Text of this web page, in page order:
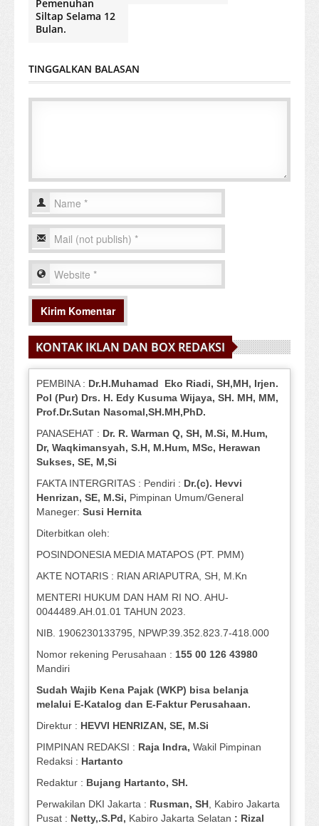
Pemenuhan
Siltap Selama 12
Bulan.
TINGGALKAN BALASAN
KONTAK IKLAN DAN BOX REDAKSI
PEMBINA : Dr.H.Muhamad Eko Riadi, SH,MH, Irjen.
Pol (Pur) Drs. H. Edy Kusuma Wijaya, SH. MH, MM,
Prof.Dr.Sutan Nasomal,SH.MH,PhD.
PANASEHAT : Dr. R. Warman Q, SH, M.Si, M.Hum,
Dr, Waqkimansyah, S.H, M.Hum, MSc, Herawan
Sukses, SE, M,Si
FAKTA INTERGRITAS : Pendiri : Dr.(c). Hevvi
Henrizan, SE, M.Si, Pimpinan Umum/General
Maneger: Susi Hernita
Diterbitkan oleh:
POSINDONESIA MEDIA MATAPOS (PT. PMM)
AKTE NOTARIS : RIAN ARIAPUTRA, SH, M.Kn
MENTERI HUKUM DAN HAM RI NO. AHU-
0044489.AH.01.01 TAHUN 2023.
NIB. 1906230133795, NPWP.39.352.823.7-418.000
Nomor rekening Perusahaan : 155 00 126 43980
Mandiri
Sudah Wajib Kena Pajak (WKP) bisa belanja
melalui E-Katalog dan E-Faktur Perusahaan.
Direktur : HEVVI HENRIZAN, SE, M.Si
PIMPINAN REDAKSI : Raja Indra, Wakil Pimpinan
Redaksi : Hartanto
Redaktur : Bujang Hartanto, SH.
Perwakilan DKI Jakarta : Rusman, SH, Kabiro Jakarta
Pusat : Netty,.S.Pd, Kabiro Jakarta Selatan : Rizal